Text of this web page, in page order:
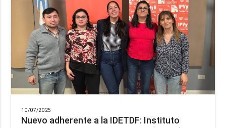
10/07/2025
Nuevo adherente a la IDETDF: Instituto